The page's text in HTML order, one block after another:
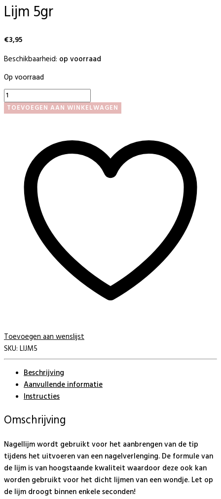
Lijm 5gr
€3,95
Beschikbaarheid: op voorraad
Op voorraad
Lijm
5gr
aantal
TOEVOEGEN AAN WINKELWAGEN
Toevoegen aan wenslijst
SKU: LIJM5
Beschrijving
Aanvullende informatie
Instructies
Omschrijving
Nagellijm wordt gebruikt voor het aanbrengen van de tip
tijdens het uitvoeren van een nagelverlenging. De formule van
de lijm is van hoogstaande kwaliteit waardoor deze ook kan
worden gebruikt voor het dicht lijmen van een wondje. Let op
de lijm droogt binnen enkele seconden!